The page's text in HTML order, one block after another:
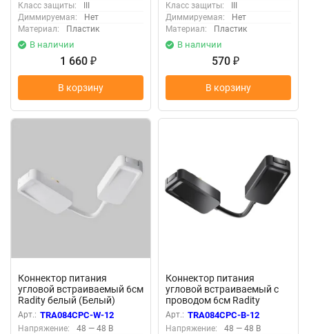
Класс защиты:
Диммируемая:
Нет
Материал:
Пластик
В наличии
1 660 ₽
В корзину
Класс защиты:
Диммируемая:
Нет
Материал:
Пластик
В наличии
570 ₽
В корзину
Коннектор питания
угловой встраиваемый 6см
Radity белый (Белый)
TRA084CPC-W-12
Арт.: TRA084CPC-W-12
Напряжение:
48 — 48 В
Коннектор питания
угловой встраиваемый с
проводом 6см Radity
черный (Черный)
TRA084CPC-B-12
Арт.: TRA084CPC-B-12
Напряжение:
48 — 48 В